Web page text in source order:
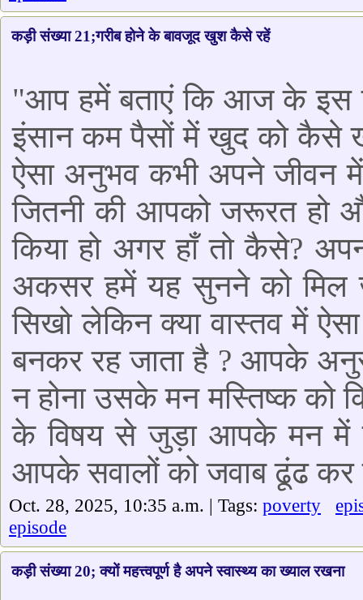
कड़ी संख्या 21;गरीब होने के बावजूद खुश कैसे रहें
"आप हमें बताएं कि आज के इस
इंसान कम पैसों में खुद को कैसे
ऐसा अनुभव कभी अपने जीवन
जितनी की आपको जरूरत हो
किया हो अगर हाँ तो कैसे?
अकसर हमें यह सुनने को मिल
सिखो लेकिन क्या वास्तव में
बनकर रह जाता है ? आपके
न होना उसके मन मस्तिष्क को
के विषय से जुड़ा आपके मन में
आपके सवालों को जवाब ढूंढ कर
Oct. 28, 2025, 10:35 a.m. | Tags: poverty
episode
कड़ी संख्या 20; क्यों महत्त्वपूर्ण है अपने स्वास्थ्य का ख्याल रखना